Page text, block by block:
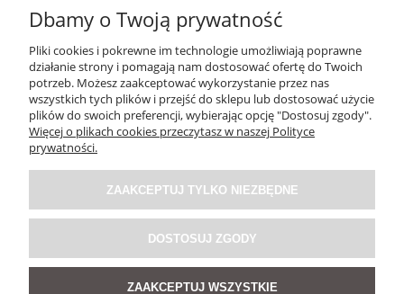
OBSŁUGA KLIENTA
O NAS / INFORMACJE
MOJE KONTO
SOCIAL MEDIA
Dbamy o Twoją prywatność
Pliki cookies i pokrewne im technologie umożliwiają poprawne
działanie strony i pomagają nam dostosować ofertę do Twoich
potrzeb. Możesz zaakceptować wykorzystanie przez nas
wszystkich tych plików i przejść do sklepu lub dostosować użycie
plików do swoich preferencji, wybierając opcję "Dostosuj zgody".
Więcej o plikach cookies przeczytasz w naszej Polityce
prywatności.
ZAAKCEPTUJ TYLKO NIEZBĘDNE
DOSTOSUJ ZGODY
ZAAKCEPTUJ WSZYSTKIE